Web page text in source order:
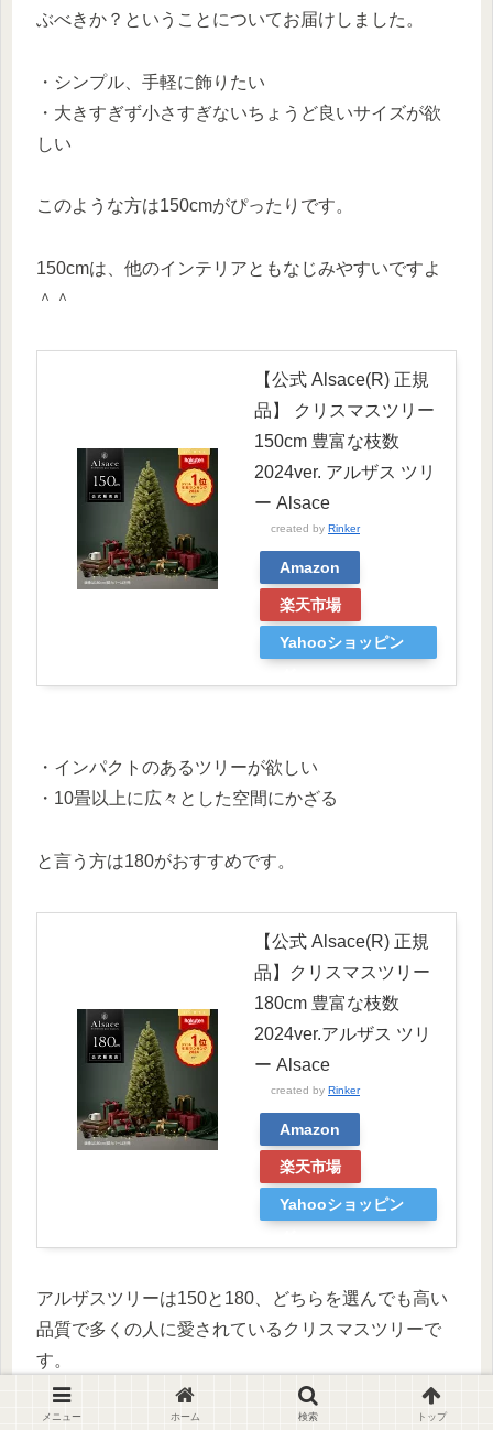
ぶべきか？ということについてお届けしました。
・シンプル、手軽に飾りたい
・大きすぎず小さすぎないちょうど良いサイズが欲
しい
このような方は150cmがぴったりです。
150cmは、他のインテリアともなじみやすいですよ
＾＾
【公式 Alsace(R) 正規
品】 クリスマスツリー
150cm 豊富な枝数
2024ver. アルザス ツリ
ー Alsace
created by Rinker
Amazon
楽天市場
Yahooショッピン
・インパクトのあるツリーが欲しい
・10畳以上に広々とした空間にかざる
と言う方は180がおすすめです。
【公式 Alsace(R) 正規
品】クリスマスツリー
180cm 豊富な枝数
2024ver.アルザス ツリ
ー Alsace
created by Rinker
Amazon
楽天市場
Yahooショッピン
アルザスツリーは150と180、どちらを選んでも高い
品質で多くの人に愛されているクリスマスツリーで
す。
自分のライフスタイルや部屋の広さにぴったりのサ
メニュー ホーム 検索 トップ